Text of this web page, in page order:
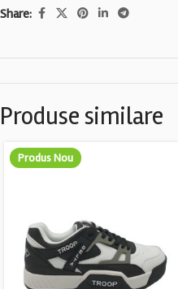
Share:
Produse similare
Produs Nou